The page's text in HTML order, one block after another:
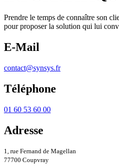
Prendre le temps de connaître son
pour proposer la solution qui lui
E-Mail
contact@synsys.fr
Téléphone
01 60 53 60 00
Adresse
1, rue Fernand de Magellan
77700 Coupvray